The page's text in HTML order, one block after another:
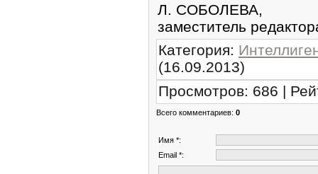
Л. СОБОЛЕВА,
заместитель
Категория:
(16.09.2013)
Просмотров: 686 |
Всего комментариев: 0
Имя *:
Email *: